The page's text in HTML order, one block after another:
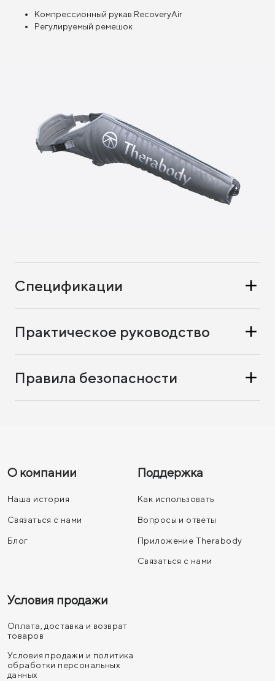
Компрессионный рукав RecoveryAir
Регулируемый ремешок
Спецификации
Практическое руководство
Правила безопасности
О компании
Наша история
Связаться с нами
Блог
Поддержка
Как использовать
Вопросы и ответы
Приложение Therabody
Связаться с нами
Условия продажи
Оплата, доставка и возврат
товаров
Условия продажи и политика
обработки персональных
данных